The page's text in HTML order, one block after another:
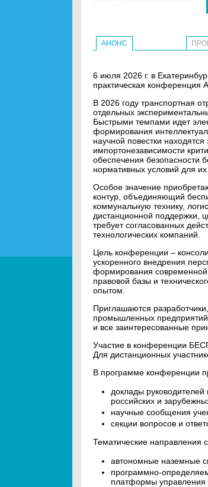
АНОНС
6 июля 2026 г. в
практическая конференция
В 2026 году транспортная
отдельных
Быстрыми темпами идет
формирования
научной повестки находятся
импортонезависимости
обеспечения безопасности
нормативных условий для
Особое значение
контур, объединяющий
коммунальную технику,
дистанционной поддержки,
требует согласованных
технологических компаний.
Цель конференции –
ускоренного внедрения
формирования современной
правовой базы и
опытом.
Приглашаются
промышленных
и все заинтересованные
Участие в конференции
Для дистанционных
В программе конференции
доклады руководителей
российских и
научные сообщения
секции вопросов и
Тематические направления
автономные наземные
программно-
платформы управления